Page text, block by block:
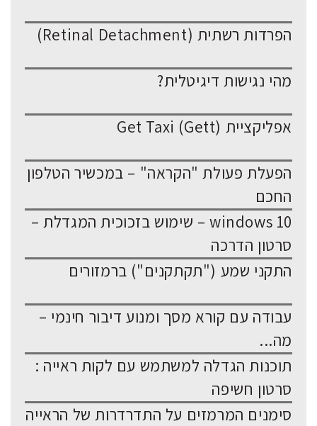
הפרדות רשתית (Retinal Detachment)
מהי נגישות דיגיטלית?
אפליקציית Get Taxi (Gett)
הפעלת פעולת "הקראה" – במכשיר הטלפון
החכם
windows 10 – שימוש בזכוכית המגדלת –
סרטון הדרכה
התקני שמע ("תקתקנים") ברמזורים
עבודה עם קורא מסך ומנוע דיבור חינמי –
מה...
תוכנות הגדלה למשתמש עם לקות ראייה :
סרטון חשיפה
סימנים המרמזים על התדרדרות של הראייה